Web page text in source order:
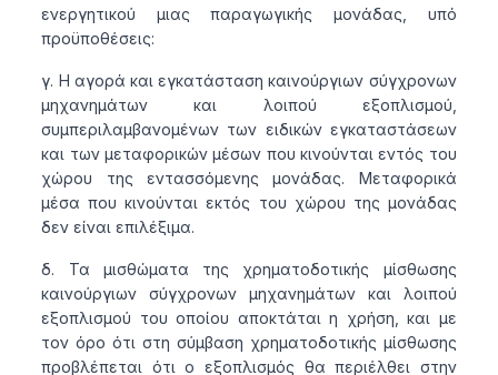
ενεργητικού μιας παραγωγικής μονάδας, υπό
προϋποθέσεις:
γ. Η αγορά και εγκατάσταση καινούργιων σύγχρονων
μηχανημάτων και λοιπού εξοπλισμού,
συμπεριλαμβανομένων των ειδικών εγκαταστάσεων
και των μεταφορικών μέσων που κινούνται εντός του
χώρου της εντασσόμενης μονάδας. Μεταφορικά
μέσα που κινούνται εκτός του χώρου της μονάδας
δεν είναι επιλέξιμα.
δ. Τα μισθώματα της χρηματοδοτικής μίσθωσης
καινούργιων σύγχρονων μηχανημάτων και λοιπού
εξοπλισμού του οποίου αποκτάται η χρήση, και με
τον όρο ότι στη σύμβαση χρηματοδοτικής μίσθωσης
προβλέπεται ότι ο εξοπλισμός θα περιέλθει στην